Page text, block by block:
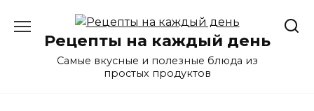
содержаниюРецепты на каждый день
Самые вкусные и полезные блюда из
простых продуктов